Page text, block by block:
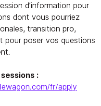
d’information pour
dont vous pourriez
transition pro,
pour poser vos questions
:
fr/apply